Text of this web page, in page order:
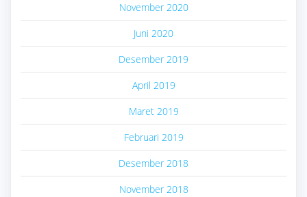
November 2020
Juni 2020
Desember 2019
April 2019
Maret 2019
Februari 2019
Desember 2018
November 2018